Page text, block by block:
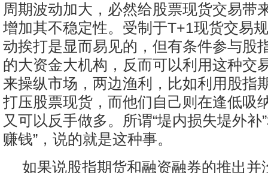
周期波动加大，必然给股票现货交易带
增加其不稳定性。受制于T+1现货交易
动挨打是显而易见的，但有条件参与股
的大资金大机构，反而可以利用这种交
来操纵市场，两边渔利，比如利用股指
打压股票现货，而他们自己则在逢低吸
又可以反手做多。所谓“堤内损失堤外补
赚钱”，说的就是这种事。
如果说股指期货和融资融券的推出并